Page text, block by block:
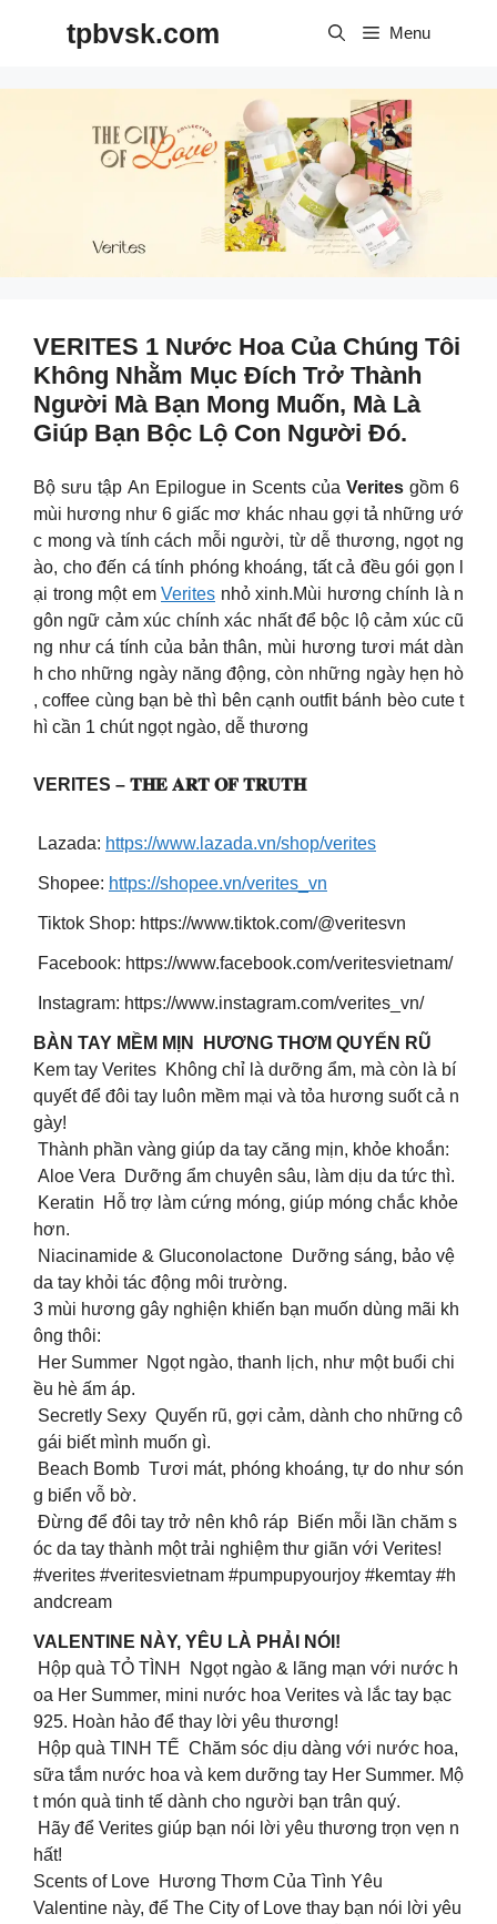
tpbvsk.com Menu
VERITES 1 Nước Hoa Của Chúng Tôi
Không Nhằm Mục Đích Trở Thành
Người Mà Bạn Mong Muốn, Mà Là
Giúp Bạn Bộc Lộ Con Người Đó.
Bộ sưu tập An Epilogue in Scents của Verites gồm 6
mùi hương như 6 giấc mơ khác nhau gợi tả những ướ
c mong và tính cách mỗi người, từ dễ thương, ngọt ng
ào, cho đến cá tính phóng khoáng, tất cả đều gói gọn l
ại trong một em Verites nhỏ xinh.Mùi hương chính là n
gôn ngữ cảm xúc chính xác nhất để bộc lộ cảm xúc cũ
ng như cá tính của bản thân, mùi hương tươi mát dàn
h cho những ngày năng động, còn những ngày hẹn hò
, coffee cùng bạn bè thì bên cạnh outfit bánh bèo cute t
hì cần 1 chút ngọt ngào, dễ thương
VERITES – 𝐓𝐇𝐄 𝐀𝐑𝐓 𝐎𝐅 𝐓𝐑𝐔𝐓𝐇
Lazada: https://www.lazada.vn/shop/verites
Shopee: https://shopee.vn/verites_vn
Tiktok Shop: https://www.tiktok.com/@veritesvn
Facebook: https://www.facebook.com/veritesvietnam/
Instagram: https://www.instagram.com/verites_vn/
BÀN TAY MỀM MỊN HƯƠNG THƠM QUYẾN RŨ
Kem tay Verites Không chỉ là dưỡng ẩm, mà còn là bí
quyết để đôi tay luôn mềm mại và tỏa hương suốt cả n
gày!
Thành phần vàng giúp da tay căng mịn, khỏe khoắn:
Aloe Vera Dưỡng ẩm chuyên sâu, làm dịu da tức thì.
Keratin Hỗ trợ làm cứng móng, giúp móng chắc khỏe
hơn.
Niacinamide & Gluconolactone Dưỡng sáng, bảo vệ
da tay khỏi tác động môi trường.
3 mùi hương gây nghiện khiến bạn muốn dùng mãi kh
ông thôi:
Her Summer Ngọt ngào, thanh lịch, như một buổi chi
ều hè ấm áp.
Secretly Sexy Quyến rũ, gợi cảm, dành cho những cô
gái biết mình muốn gì.
Beach Bomb Tươi mát, phóng khoáng, tự do như són
g biển vỗ bờ.
Đừng để đôi tay trở nên khô ráp Biến mỗi lần chăm s
óc da tay thành một trải nghiệm thư giãn với Verites!
#verites #veritesvietnam #pumpupyourjoy #kemtay #h
andcream
VALENTINE NÀY, YÊU LÀ PHẢI NÓI!
Hộp quà TỎ TÌNH Ngọt ngào & lãng mạn với nước h
oa Her Summer, mini nước hoa Verites và lắc tay bạc
925. Hoàn hảo để thay lời yêu thương!
Hộp quà TINH TẾ Chăm sóc dịu dàng với nước hoa,
sữa tắm nước hoa và kem dưỡng tay Her Summer. Mộ
t món quà tinh tế dành cho người bạn trân quý.
Hãy để Verites giúp bạn nói lời yêu thương trọn vẹn n
hất!
Scents of Love Hương Thơm Của Tình Yêu
Valentine này, để The City of Love thay bạn nói lời yêu